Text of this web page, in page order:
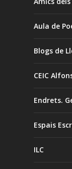
Aula de
Blogs de
CEIC
Endrets.
Espais
ILC